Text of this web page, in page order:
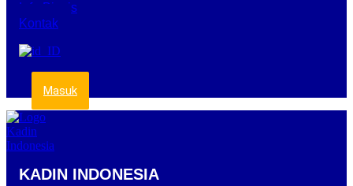
Info Bisnis
Kontak
Masuk
KADIN INDONESIA